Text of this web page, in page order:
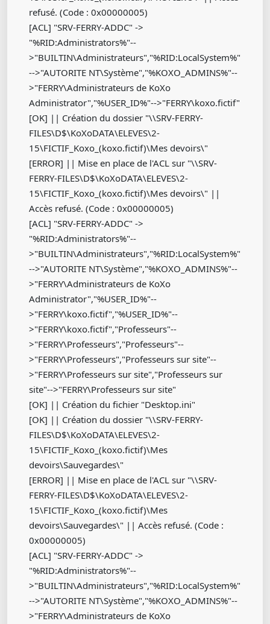
refusé. (Code : 0x00000005)
[ACL] "SRV-FERRY-ADDC" ->
"%RID:Administrators%"--
>"BUILTIN\Administrateurs","%RID:LocalSystem%"
-->"AUTORITE NT\Système","%KOXO_ADMINS%"--
>"FERRY\Administrateurs de KoXo
Administrator","%USER_ID%"-->"FERRY\koxo.fictif"
[OK] || Création du dossier "\\SRV-FERRY-
FILES\D$\KoXoDATA\ELEVES\2-
15\FICTIF_Koxo_(koxo.fictif)\Mes devoirs\"
[ERROR] || Mise en place de l'ACL sur "\\SRV-
FERRY-FILES\D$\KoXoDATA\ELEVES\2-
15\FICTIF_Koxo_(koxo.fictif)\Mes devoirs\" ||
Accès refusé. (Code : 0x00000005)
[ACL] "SRV-FERRY-ADDC" ->
"%RID:Administrators%"--
>"BUILTIN\Administrateurs","%RID:LocalSystem%"
-->"AUTORITE NT\Système","%KOXO_ADMINS%"--
>"FERRY\Administrateurs de KoXo
Administrator","%USER_ID%"--
>"FERRY\koxo.fictif","%USER_ID%"--
>"FERRY\koxo.fictif","Professeurs"--
>"FERRY\Professeurs","Professeurs"--
>"FERRY\Professeurs","Professeurs sur site"--
>"FERRY\Professeurs sur site","Professeurs sur
site"-->"FERRY\Professeurs sur site"
[OK] || Création du fichier "Desktop.ini"
[OK] || Création du dossier "\\SRV-FERRY-
FILES\D$\KoXoDATA\ELEVES\2-
15\FICTIF_Koxo_(koxo.fictif)\Mes
devoirs\Sauvegardes\"
[ERROR] || Mise en place de l'ACL sur "\\SRV-
FERRY-FILES\D$\KoXoDATA\ELEVES\2-
15\FICTIF_Koxo_(koxo.fictif)\Mes
devoirs\Sauvegardes\" || Accès refusé. (Code :
0x00000005)
[ACL] "SRV-FERRY-ADDC" ->
"%RID:Administrators%"--
>"BUILTIN\Administrateurs","%RID:LocalSystem%"
-->"AUTORITE NT\Système","%KOXO_ADMINS%"--
>"FERRY\Administrateurs de KoXo